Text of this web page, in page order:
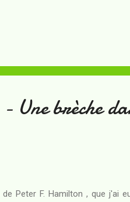
écrans du "Capitaine
terrent les "reines-cerveaux"...
Une brèche
Peter F. Hamilton , que j'ai